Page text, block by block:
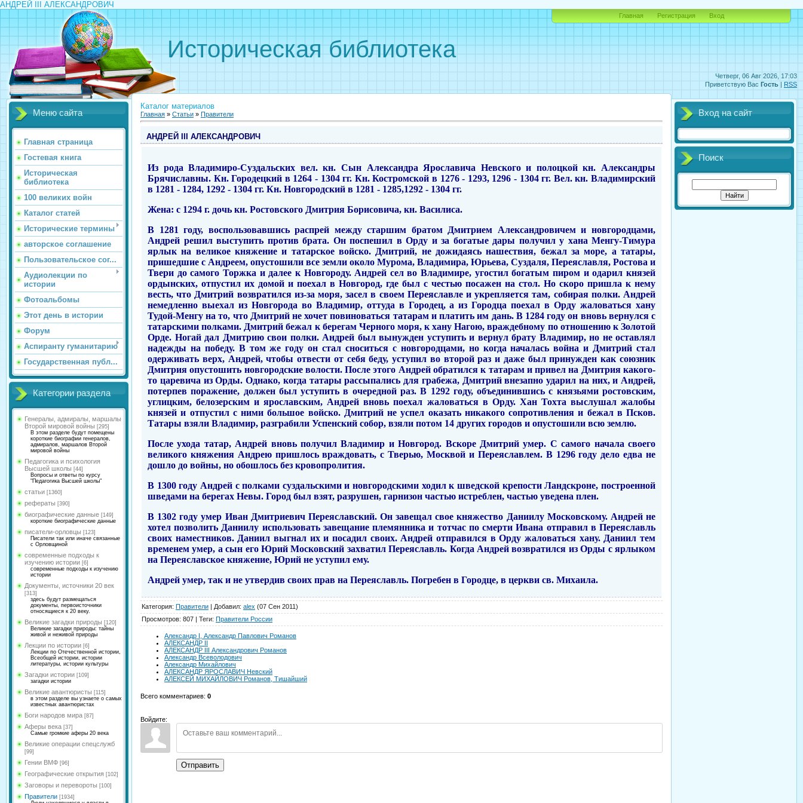
АНДРЕЙ III АЛЕКСАНДРОВИЧ
Четверг, 06 Авг 2026, 17:03
Приветствую Вас Гость | RSS
Историческая библиотека
Главная Регистрация Вход
Меню сайта
Главная страница
Гостевая книга
Историческая
библиотека
100 великих войн
Каталог статей
Исторические термины
авторское соглашение
Пользовательское сог...
Аудиолекции по
истории
Фотоальбомы
Этот день в истории
Форум
Аспиранту гуманитарию
Государственная публ...
Категории раздела
Генералы, адмиралы, маршалы
Второй мировой войны [295]
В этом разделе будут помещены
короткие биографии генералов,
адмиралов, маршалов Второй
мировой войны
Педагогика и психология
Высшей школы [44]
Вопросы и ответы по курсу
"Педагогика Высшей школы"
статьи [1360]
рефераты [390]
биографические данные [149]
короткие биографические данные
писатели-орловцы [123]
Писатели так или иначе связанные
с Орловщиной
современные подходы к
изучению истории [6]
современные подходы к изучению
истории
Документы, источники 20 век
[313]
здесь будут размещаться
документы, первоисточники
относящиеся к 20 веку.
Великие загадки природы [120]
Великие загадки природы: тайны
живой и неживой природы
Лекции по истории [6]
Лекции по Отечественной истории,
Всеобщей истории, истории
литературы, истории культуры
Загадки истории [109]
загадки истории
Великие авантюристы [115]
в этом разделе вы узнаете о самых
известных авантюристах
Боги народов мира [87]
Аферы века [37]
Самые громкие аферы 20 века
Великие операции спецслужб
[99]
Гении ВМФ [96]
Географические открытия [102]
Заговоры и перевороты [100]
Правители [1934]
Каталог материалов
Главная » Статьи » Правители
АНДРЕЙ III АЛЕКСАНДРОВИЧ
Из рода Владимиро-Суздальских вел. кн. Сын Александра Ярославича Невского и полоцкой кн. Александры
Брячиславны. Кн. Городецкий в 1264 - 1304 гг. Кн. Костромской в 1276 - 1293, 1296 - 1304 гг. Вел. кн. Владимирский
в 1281 - 1284, 1292 - 1304 гг. Кн. Новгородский в 1281 - 1285,1292 - 1304 гг.
Жена: с 1294 г. дочь кн. Ростовского Дмитрия Борисовича, кн. Василиса.
В 1281 году, воспользовавшись распрей между старшим братом Дмитрием Александровичем и новгородцами,
Андрей решил выступить против брата. Он поспешил в Орду и за богатые дары получил у хана Менгу-Тимура
ярлык на великое княжение и татарское войско. Дмитрий, не дожидаясь нашествия, бежал за море, а татары,
пришедшие с Андреем, опустошили все земли около Мурома, Владимира, Юрьева, Суздаля, Переяславля, Ростова и
Твери до самого Торжка и далее к Новгороду. Андрей сел во Владимире, угостил богатым пиром и одарил князей
ордынских, отпустил их домой и поехал в Новгород, где был с честью посажен на стол. Но скоро пришла к нему
весть, что Дмитрий возвратился из-за моря, засел в своем Переяславле и укрепляется там, собирая полки. Андрей
немедленно выехал из Новгорода во Владимир, оттуда в Городец, а из Городца поехал в Орду жаловаться хану
Тудой-Менгу на то, что Дмитрий не хочет повиноваться татарам и платить им дань. В 1284 году он вновь вернулся с
татарскими полками. Дмитрий бежал к берегам Черного моря, к хану Нагою, враждебному по отношению к Золотой
Орде. Ногай дал Дмитрию свои полки. Андрей был вынужден уступить и вернул брату Владимир, но не оставлял
надежды на победу. В том же году он стал сноситься с новгородцами, но когда началась война и Дмитрий стал
одерживать верх, Андрей, чтобы отвести от себя беду, уступил во второй раз и даже был принужден как союзник
Дмитрия опустошить новгородские волости. После этого Андрей обратился к татарам и привел на Дмитрия какого-
то царевича из Орды. Однако, когда татары рассыпались для грабежа, Дмитрий внезапно ударил на них, и Андрей,
потерпев поражение, должен был уступить в очередной раз. В 1292 году, объединившись с князьями ростовским,
углицким, белозерским и ярославским, Андрей вновь поехал жаловаться в Орду. Хан Тохта выслушал жалобы
князей и отпустил с ними большое войско. Дмитрий не успел оказать никакого сопротивления и бежал в Псков.
Татары взяли Владимир, разграбили Успенский собор, взяли потом 14 других городов и опустошили всю землю.
После ухода татар, Андрей вновь получил Владимир и Новгород. Вскоре Дмитрий умер. С самого начала своего
великого княжения Андрею пришлось враждовать, с Тверью, Москвой и Переяславлем. В 1296 году дело едва не
дошло до войны, но обошлось без кровопролития.
В 1300 году Андрей с полками суздальскими и новгородскими ходил к шведской крепости Ландскроне, построенной
шведами на берегах Невы. Город был взят, разрушен, гарнизон частью истреблен, частью уведена плен.
В 1302 году умер Иван Дмитриевич Переяславский. Он завещал свое княжество Даниилу Московскому. Андрей не
хотел позволить Даниилу использовать завещание племянника и тотчас по смерти Ивана отправил в Переяславль
своих наместников. Даниил выгнал их и посадил своих. Андрей отправился в Орду жаловаться хану. Даниил тем
временем умер, а сын его Юрий Московский захватил Переяславль. Когда Андрей возвратился из Орды с ярлыком
на Переяславское княжение, Юрий не уступил ему.
Андрей умер, так и не утвердив своих прав на Переяславль. Погребен в Городце, в церкви св. Михаила.
Категория: Правители | Добавил: alex (07 Сен 2011)
Просмотров: 807 | Теги: Правители России
Александр I, Александр Павлович Романов
АЛЕКСАНДР II
АЛЕКСАНДР III Александрович Романов
Александр Всеволодович
Александр Михайлович
АЛЕКСАНДР ЯРОСЛАВИЧ Невский
АЛЕКСЕЙ МИХАЙЛОВИЧ Романов, Тишайший
Всего комментариев: 0
Войдите:
Отправить
Вход на сайт
Поиск